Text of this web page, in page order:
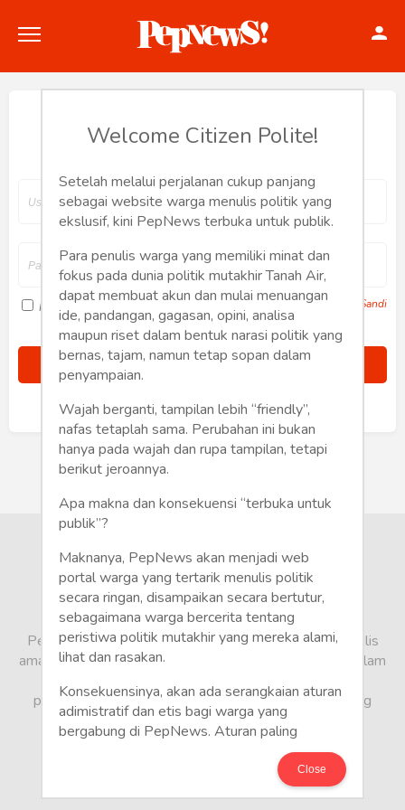
Politik
Hankam
Internasional
Bisnis
Humaniora
Sketsa
Tekno
Gaya
Wisata
Wanita
Hey, Welcome back.
Ingat saya Lupa Sandi
Buat Akun Baru
Welcome Citizen Polite!
Setelah melalui perjalanan cukup panjang
sebagai website warga menulis politik yang
ekslusif, kini PepNews terbuka untuk publik.
Para penulis warga yang memiliki minat dan
fokus pada dunia politik mutakhir Tanah Air,
dapat membuat akun dan mulai menuangan
ide, pandangan, gagasan, opini, analisa
maupun riset dalam bentuk narasi politik yang
bernas, tajam, namun tetap sopan dalam
penyampaian.
Wajah berganti, tampilan lebih “friendly”,
nafas tetaplah sama. Perubahan ini bukan
hanya pada wajah dan rupa tampilan, tetapi
berikut jeroannya.
Apa makna dan konsekuensi “terbuka untuk
publik”?
Maknanya, PepNews akan menjadi web
portal warga yang tertarik menulis politik
secara ringan, disampaikan secara bertutur,
sebagaimana warga bercerita tentang
peristiwa politik mutakhir yang mereka alami,
lihat dan rasakan.
Konsekuensinya, akan ada serangkaian aturan
adimistratif dan etis bagi warga yang
bergabung di PepNews. Aturan paling
mendasar adalah setiap penulis wajib
menggunakan identitas asli sesuai kartu
keterangan penduduk. Demikian juga foto
Close
PepNews.com adalah media warga, tempat bagi penulis
amatir dan profesional menyampaikan berbagai opini dalam
pandang tidak biasa, yang berbeda dari sudut pandang
berita media arus utama.